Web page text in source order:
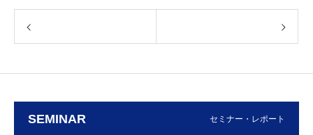
SEMINAR セミナー・レポート